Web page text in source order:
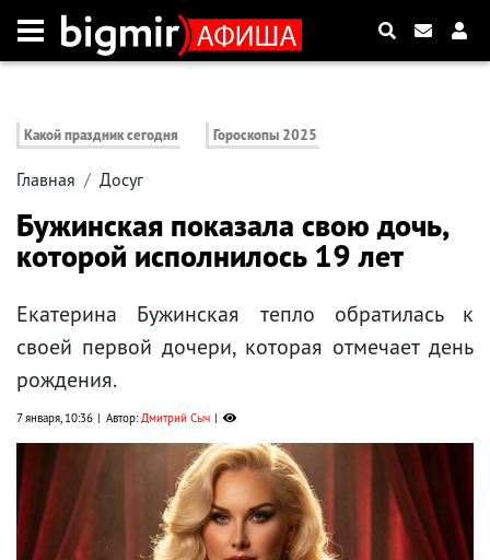
Какой праздник сегодня Гороскопы 2025
Главная Досуг
Бужинская показала свою дочь,
которой исполнилось 19 лет
Екатерина Бужинская тепло обратилась к
своей первой дочери, которая отмечает день
рождения.
7 января, 10:36 Автор:Дмитрий Сыч